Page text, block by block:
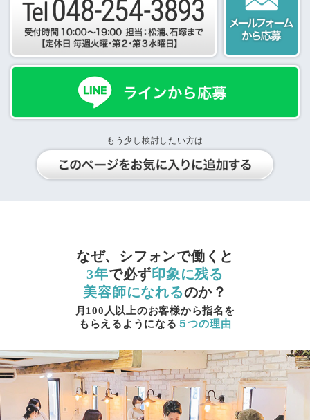
もう少し検討したい方は
なぜ、シフォンで働くと
3年で必ず印象に残る
美容師になれるのか？
月100人以上のお客様から指名を
もらえるようになる ５つの理由